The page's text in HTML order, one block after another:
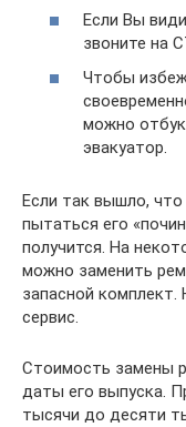
Если Вы
звоните на
Чтобы
можно
эвакуатор.
Если так вышло, что
пытаться его
получится. На
можно заменить
запасной
сервис.
Стоимость замены
даты его выпуска.
тысячи до десяти